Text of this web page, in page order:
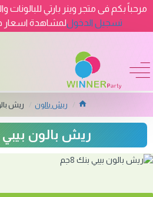
مرحباً بكم فى متجر وينر بارتي للبالونات
تسجيل الدخوللمشاهدة اسعار
ريش بالون ريش
ريش بالون بيبي